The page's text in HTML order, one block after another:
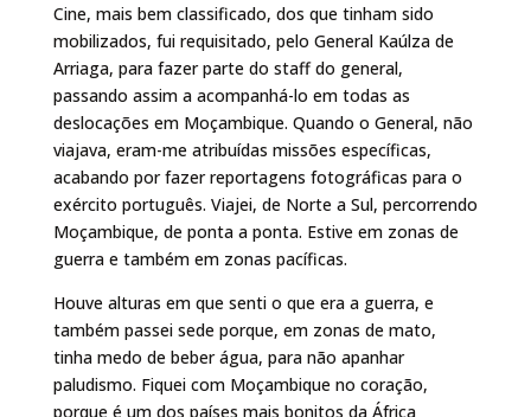
Cine, mais bem classificado, dos que tinham sido
mobilizados, fui requisitado, pelo General Kaúlza de
Arriaga, para fazer parte do staff do general,
passando assim a acompanhá-lo em todas as
deslocações em Moçambique. Quando o General, não
viajava, eram-me atribuídas missões específicas,
acabando por fazer reportagens fotográficas para o
exército português. Viajei, de Norte a Sul, percorrendo
Moçambique, de ponta a ponta. Estive em zonas de
guerra e também em zonas pacíficas.
Houve alturas em que senti o que era a guerra, e
também passei sede porque, em zonas de mato,
tinha medo de beber água, para não apanhar
paludismo. Fiquei com Moçambique no coração,
porque é um dos países mais bonitos da África